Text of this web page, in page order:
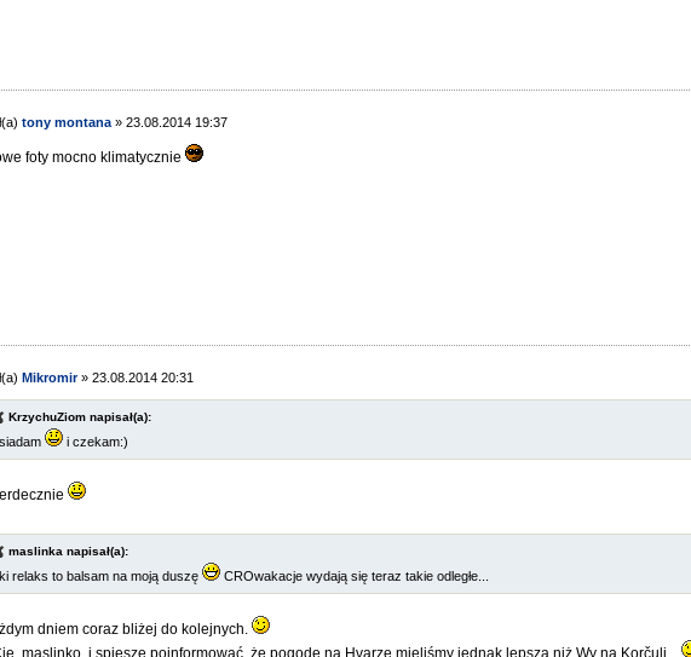
tony montana » 23.08.2014 19:37
foty mocno klimatycznie
Mikromir» 23.08.2014 20:31
KrzychuZiom napisał(a):
i czekam:)
maslinka napisał(a):
relaks to balsam na moją duszę CROwakacje wydają się teraz takie odległe...
dniem coraz bliżej do kolejnych.